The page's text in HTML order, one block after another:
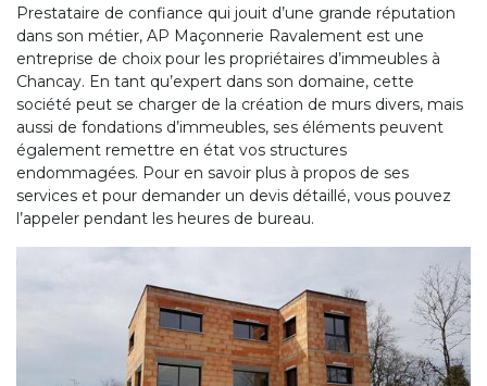
Prestataire de confiance qui jouit d’une grande réputation
dans son métier, AP Maçonnerie Ravalement est une
entreprise de choix pour les propriétaires d’immeubles à
Chancay. En tant qu’expert dans son domaine, cette
société peut se charger de la création de murs divers, mais
aussi de fondations d’immeubles, ses éléments peuvent
également remettre en état vos structures
endommagées. Pour en savoir plus à propos de ses
services et pour demander un devis détaillé, vous pouvez
l’appeler pendant les heures de bureau.